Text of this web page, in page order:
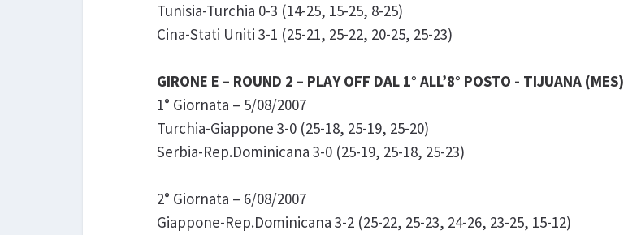
Tunisia-Turchia 0-3 (14-25, 15-25, 8-25)
Cina-Stati Uniti 3-1 (25-21, 25-22, 20-25, 25-23)
GIRONE E – ROUND 2 – PLAY OFF DAL 1° ALL’8° POSTO - TIJUANA (MES)
1° Giornata – 5/08/2007
Turchia-Giappone 3-0 (25-18, 25-19, 25-20)
Serbia-Rep.Dominicana 3-0 (25-19, 25-18, 25-23)
2° Giornata – 6/08/2007
Giappone-Rep.Dominicana 3-2 (25-22, 25-23, 24-26, 23-25, 15-12)